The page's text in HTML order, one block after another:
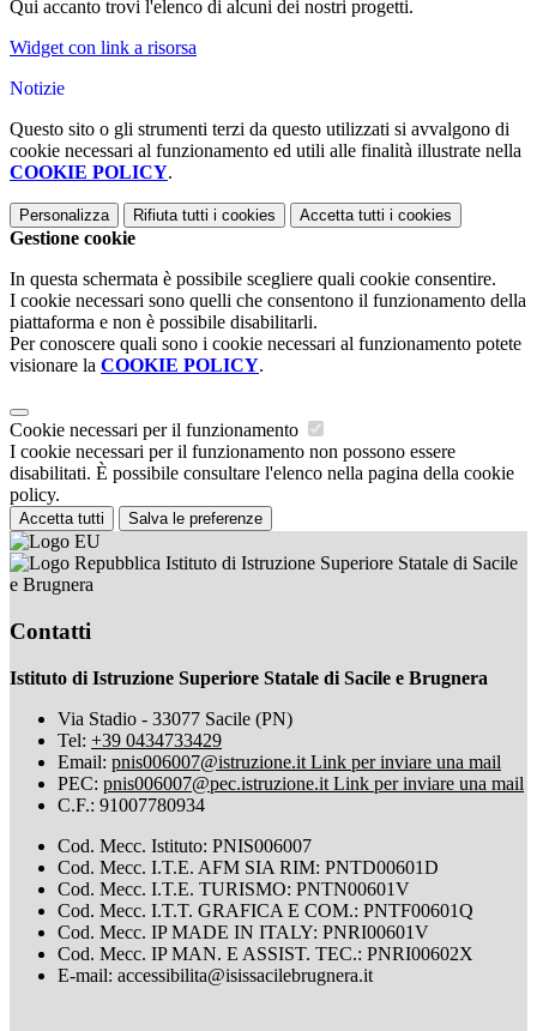
Qui accanto trovi l'elenco di alcuni dei nostri progetti.
Widget con link a risorsa
Notizie
Questo sito o gli strumenti terzi da questo utilizzati si avvalgono di
cookie necessari al funzionamento ed utili alle finalità illustrate nella
COOKIE POLICY.
Personalizza Rifiuta tutti i cookies Accetta tutti i cookies
Gestione cookie
In questa schermata è possibile scegliere quali cookie consentire.
I cookie necessari sono quelli che consentono il funzionamento della
piattaforma e non è possibile disabilitarli.
Per conoscere quali sono i cookie necessari al funzionamento potete
visionare la COOKIE POLICY.
Cookie necessari per il funzionamento
I cookie necessari per il funzionamento non possono essere
disabilitati. È possibile consultare l'elenco nella pagina della cookie
policy.
Accetta tutti Salva le preferenze
Istituto di Istruzione Superiore Statale di Sacile
e Brugnera
Contatti
Istituto di Istruzione Superiore Statale di Sacile e Brugnera
Via Stadio - 33077 Sacile (PN)
Tel: +39 0434733429
Email: pnis006007@istruzione.it Link per inviare una mail
PEC: pnis006007@pec.istruzione.it Link per inviare una mail
C.F.: 91007780934
Cod. Mecc. Istituto: PNIS006007
Cod. Mecc. I.T.E. AFM SIA RIM: PNTD00601D
Cod. Mecc. I.T.E. TURISMO: PNTN00601V
Cod. Mecc. I.T.T. GRAFICA E COM.: PNTF00601Q
Cod. Mecc. IP MADE IN ITALY: PNRI00601V
Cod. Mecc. IP MAN. E ASSIST. TEC.: PNRI00602X
E-mail: accessibilita@isissacilebrugnera.it